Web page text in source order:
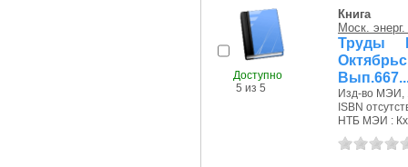
Доступно
5 из 5
Книга
Моск.
Труды
Изд-во МЭИ,
ISBN
НТБ МЭИ : Кх